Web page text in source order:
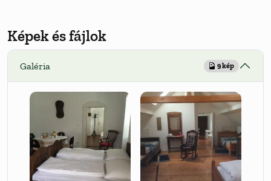
Képek és fájlok
Galéria 9 kép